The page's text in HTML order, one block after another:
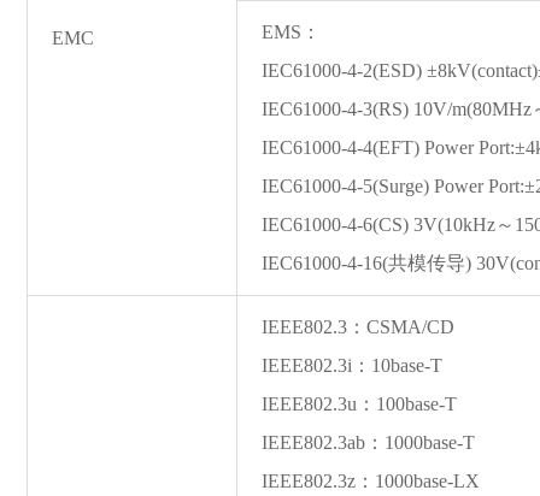
EMC
EMS：
IEC61000-4-2(ESD)
IEC61000-4-3(RS) 10V/m(80MHz
IEC61000-4-4(EFT) Power
IEC61000-4-5(Surge) Power
IEC61000-4-6(CS) 3V(10kHz～
IEC61000-4-16(共模传导)
IEEE802.3：CSMA/CD
IEEE802.3i：10base-T
IEEE802.3u：100base-T
IEEE802.3ab：1000base-T
IEEE802.3z：1000base-LX